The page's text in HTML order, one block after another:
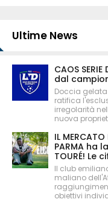
Ultime News
CAOS
dal
Doccia gelata
ratifica
irregolarità
nuova
IL MERCATO
PARMA ha
TOURÉ! Le
Il club
maliano
obiettivi